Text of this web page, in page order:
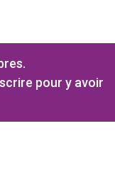
pour y avoir